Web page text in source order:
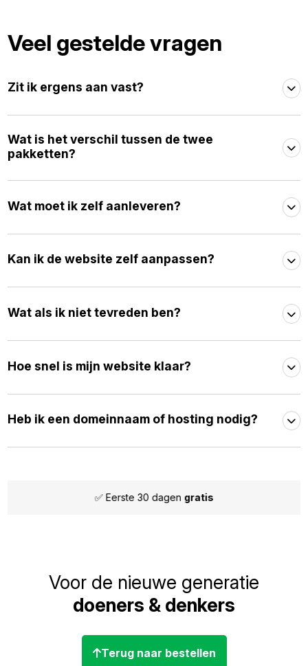
Veel gestelde vragen
Zit ik ergens aan vast?
Wat is het verschil tussen de twee
pakketten?
Wat moet ik zelf aanleveren?
Kan ik de website zelf aanpassen?
Wat als ik niet tevreden ben?
Hoe snel is mijn website klaar?
Heb ik een domeinnaam of hosting nodig?
✅ Eerste 30 dagen gratis
Voor de nieuwe generatie
doeners & denkers
Terug naar bestellen